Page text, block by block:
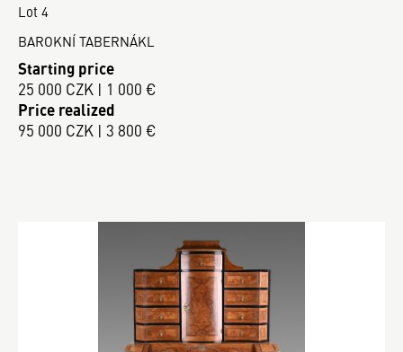
Lot 4
BAROKNÍ TABERNÁKL
Starting price
25 000 CZK | 1 000 €
Price realized
95 000 CZK | 3 800 €